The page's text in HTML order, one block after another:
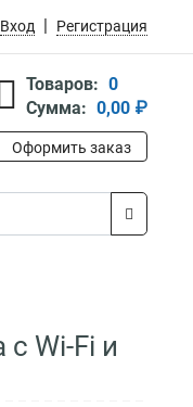
Вход Регистрация
Товаров: 0
Сумма: 0,00 ₽
Оформить заказ
Wi-Fi и